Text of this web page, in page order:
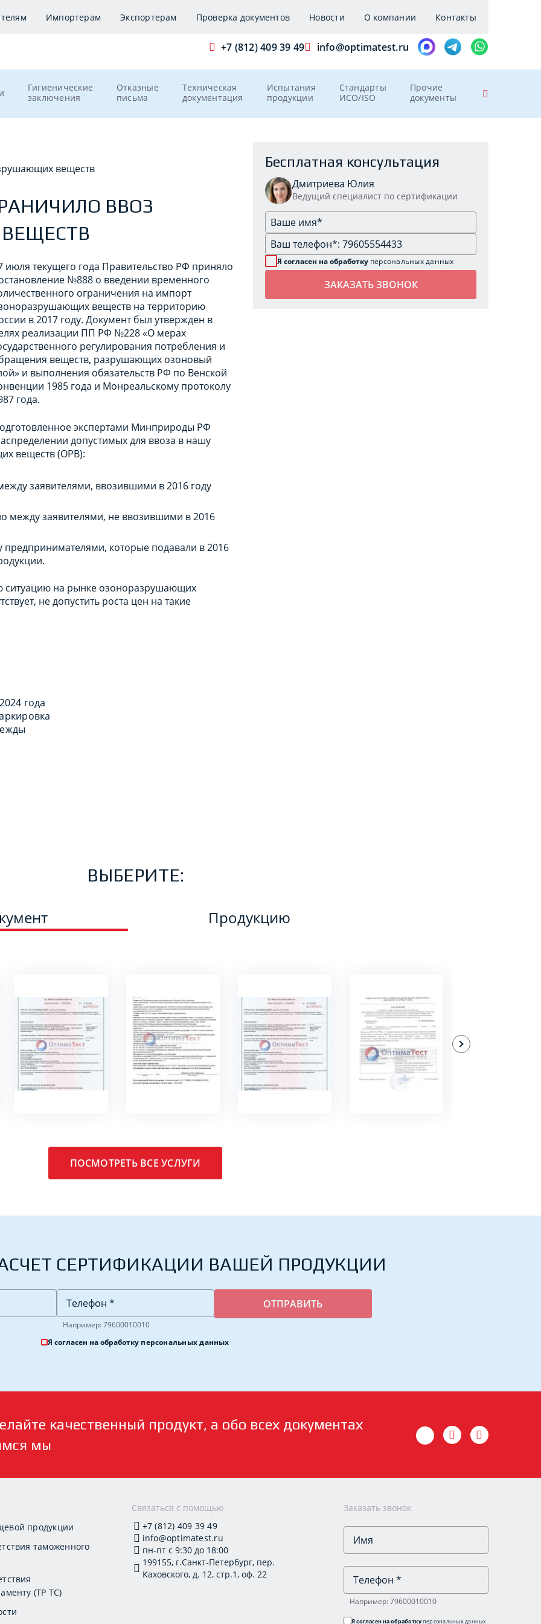
Импортерам Экспортерам Проверка документов Новости О компании Контакты
+7 (812) 409 39 49 info@optimatest.ru
Гигиенические
заключения
Отказные
письма
Техническая
документация
Испытания
продукции
Стандарты
ИСО/ISO
Прочие
документы
веществ
ВВОЗ
июля текущего года Правительство РФ приняло
№888 о введении временного
ограничения на импорт
веществ на территорию
в 2017 году. Документ был утвержден в
реализации ПП РФ №228 «О мерах
регулирования потребления и
веществ, разрушающих озоновый
и выполнения обязательств РФ по Венской
1985 года и Монреальскому протоколу
года.
экспертами Минприроды РФ
допустимых для ввоза в нашу
веществ (ОРВ):
заявителями, ввозившими в 2016 году
между заявителями, не ввозившими в 2016
которые подавали в 2016
ситуацию на рынке озоноразрушающих
не допустить роста цен на такие
года
Бесплатная консультация
Дмитриева Юлия
Ведущий специалист по сертификации
Я согласен на обработку персональных данных
ВЫБЕРИТЕ:
Продукцию
ПОДРОБНЕЕ ПОДРОБНЕЕ ПОДРОБНЕЕ ПОДРОБНЕЕ
ПОСМОТРЕТЬ ВСЕ УСЛУГИ
СЕРТИФИКАЦИИ ВАШЕЙ ПРОДУКЦИИ
Например: 79600010010
Я согласен на обработку персональных данных
качественный продукт, а обо всех документах
мы
продукции
таможенного
(ТР ТС)
Связаться с помощью
+7 (812) 409 39 49
info@optimatest.ru
пн-пт с 9:30 до 18:00
199155, г.Санкт-Петербург, пер.
Каховского, д. 12, стр.1, оф. 22
Заказать звонок
Например: 79600010010
Я согласен на обработкуперсональных данных